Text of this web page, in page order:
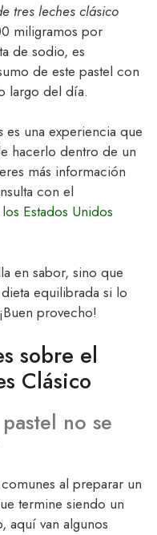
tres leches clásico
miligramos por
de sodio, es
de este pastel con
largo del día.
es una experiencia que
hacerlo dentro de un
más información
con el
Estados Unidos
en sabor, sino que
equilibrada si lo
provecho!
sobre el
Clásico
no se
al preparar un
termine siendo un
aquí van algunos